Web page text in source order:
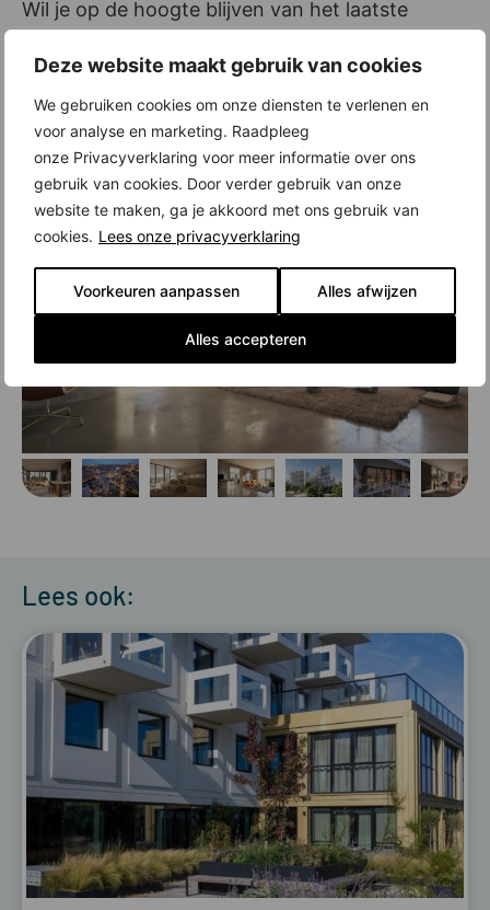
Deze website maakt gebruik van cookies
We gebruiken cookies om onze diensten te verlenen en
voor analyse en marketing. Raadpleeg
onze Privacyverklaring voor meer informatie over ons
gebruik van cookies. Door verder gebruik van onze
website te maken, ga je akkoord met ons gebruik van
cookies. Lees onze privacyverklaring
Voorkeuren aanpassen Alles afwijzen
Alles accepteren
Wil je op de hoogte blijven van het laatste
als belangstellende, dan ontvang je vanzelf de
nieuwsbrief.
Klik hier voor meer informatie
Lees ook: